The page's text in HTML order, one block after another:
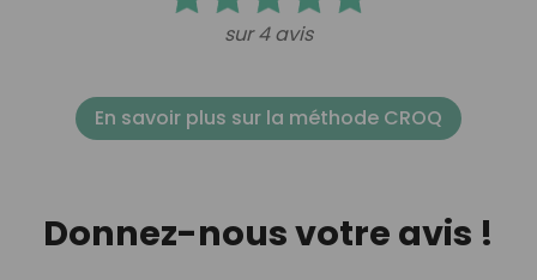
sur 4 avis
En savoir plus sur la méthode CROQ
Donnez-nous votre avis !